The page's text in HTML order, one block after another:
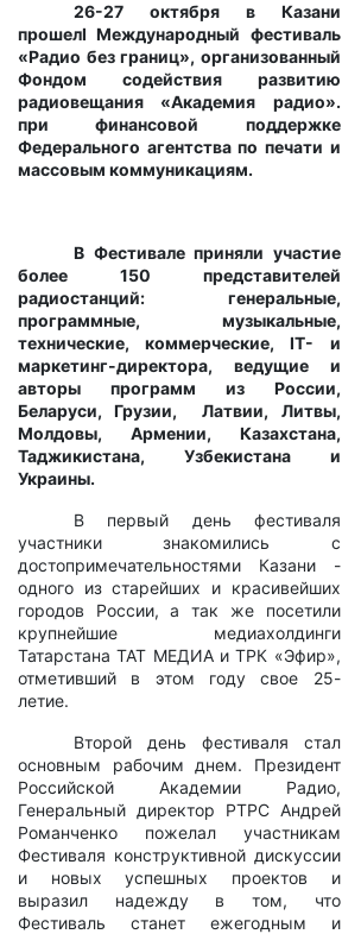
26-27 октября в Казани
прошелI Международный фестиваль
«Радио без границ», организованный
Фондом содействия развитию
радиовещания «Академия радио».
при финансовой поддержке
Федерального агентства по печати и
массовым коммуникациям.
В Фестивале приняли участие
более 150 представителей
радиостанций: генеральные,
программные, музыкальные,
технические, коммерческие, IT- и
маркетинг-директора, ведущие и
авторы программ из России,
Беларуси, Грузии, Латвии, Литвы,
Молдовы, Армении, Казахстана,
Таджикистана, Узбекистана и
Украины.
В первый день фестиваля
участники знакомились с
достопримечательностями Казани -
одного из старейших и красивейших
городов России, а так же посетили
крупнейшие медиахолдинги
Татарстана ТАТ МЕДИА и ТРК «Эфир»,
отметивший в этом году свое 25-
летие.
Второй день фестиваля стал
основным рабочим днем. Президент
Российской Академии Радио,
Генеральный директор РТРС Андрей
Романченко пожелал участникам
Фестиваля конструктивной дискуссии
и новых успешных проектов и
выразил надежду в том, что
Фестиваль станет ежегодным и